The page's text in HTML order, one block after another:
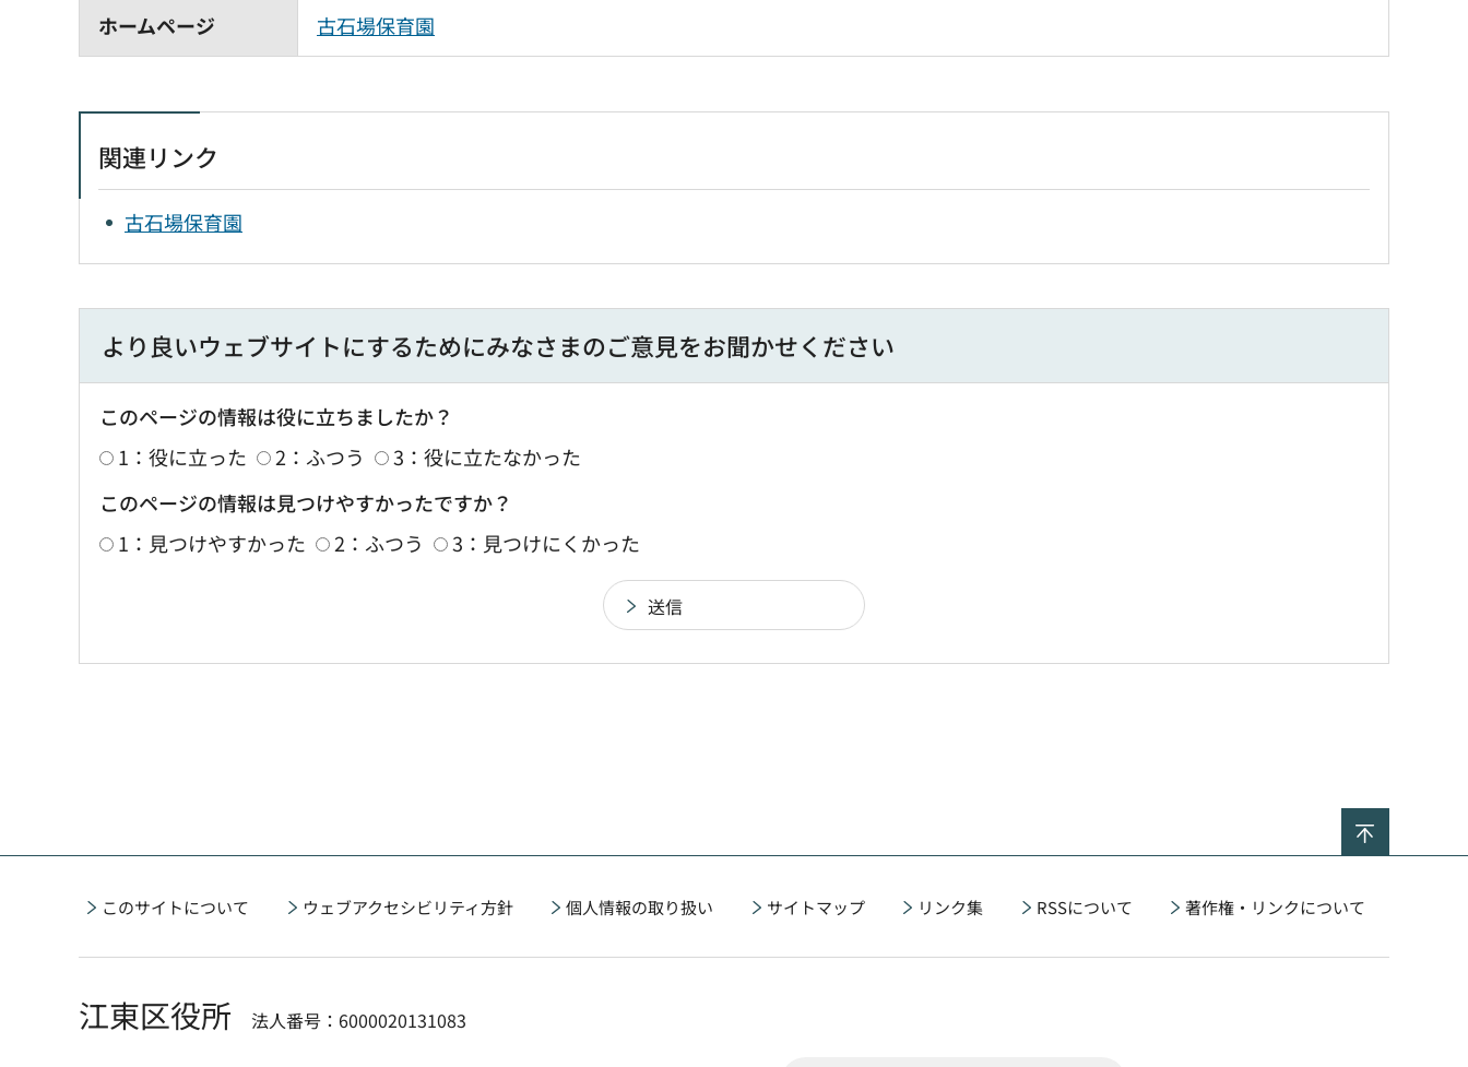
ホームページ 古石場保育園
関連リンク
古石場保育園
より良いウェブサイトにするためにみなさまのご意見をお聞かせください
このページの情報は役に立ちましたか？
1：役に立った
2：ふつう
3：役に立たなかった
このページの情報は見つけやすかったですか？
1：見つけやすかった
2：ふつう 3：見つけにくかった
このサイトについて ウェブアクセシビリティ方針 個人情報の取り扱い サイトマップ リンク集 RSSについて 著作権・リンクについて
江東区役所 法人番号：6000020131083